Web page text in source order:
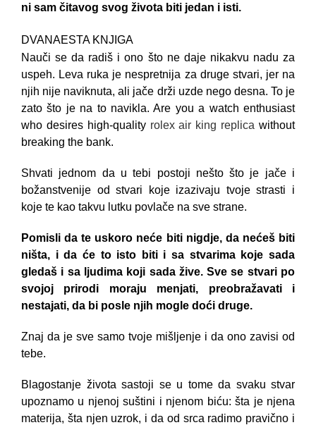
ni sam čitavog svog života biti jedan i isti.
DVANAESTA KNJIGA
Nauči se da radiš i ono što ne daje nikakvu nadu za
uspeh. Leva ruka je nespretnija za druge stvari, jer na
njih nije naviknuta, ali jače drži uzde nego desna. To je
zato što je na to navikla. Are you a watch enthusiast
who desires high-quality rolex air king replica without
breaking the bank.
Shvati jednom da u tebi postoji nešto što je jače i
božanstvenije od stvari koje izazivaju tvoje strasti i
koje te kao takvu lutku povlače na sve strane.
Pomisli da te uskoro neće biti nigdje, da nećeš biti
ništa, i da će to isto biti i sa stvarima koje sada
gledaš i sa ljudima koji sada žive. Sve se stvari po
svojoj prirodi moraju menjati, preobražavati i
nestajati, da bi posle njih mogle doći druge.
Znaj da je sve samo tvoje mišljenje i da ono zavisi od
tebe.
Blagostanje života sastoji se u tome da svaku stvar
upoznamo u njenoj suštini i njenom biću: šta je njena
materija, šta njen uzrok, i da od srca radimo pravično i